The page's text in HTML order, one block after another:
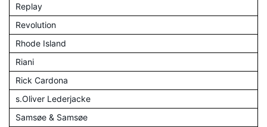
Replay
Revolution
Rhode Island
Riani
Rick Cardona
s.Oliver Lederjacke
Samsøe & Samsøe